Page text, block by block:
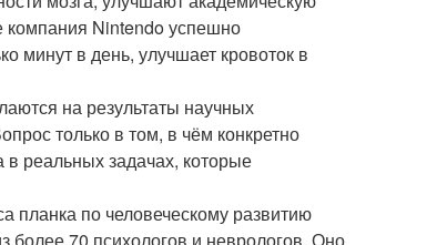
компания Nintendo успешно
минут в день, улучшает кровоток в
на результаты научных
только в том, в чём конкретно
реальных задачах, которые
планка по человеческому развитию